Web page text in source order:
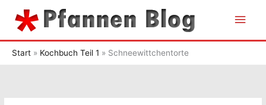
Inhalt
Start Kochbuch Teil 1 Schneewittchentorte